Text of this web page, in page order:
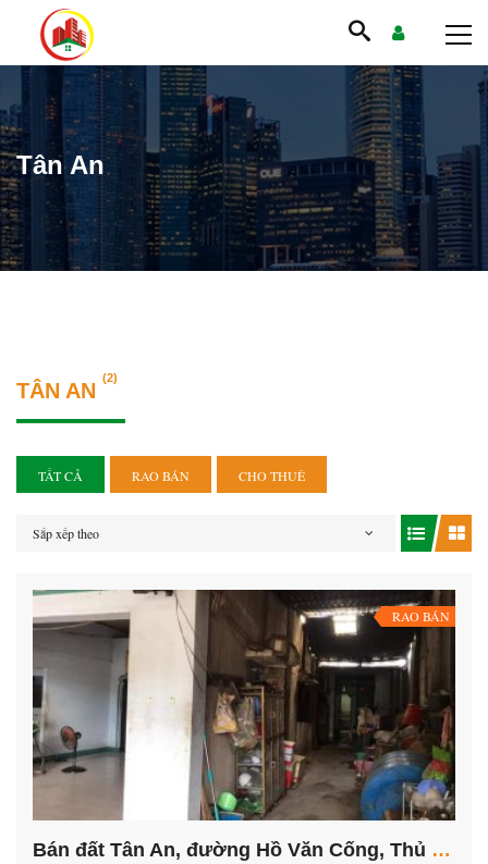
Tân An
TÂN AN
(2)
TẤT CẢ RAO BÁN CHO THUÊ
Sắp xếp theo
RAO BÁN
Bán đất Tân An, đường Hồ Văn Cống, Thủ Dầu Một Bình Dương